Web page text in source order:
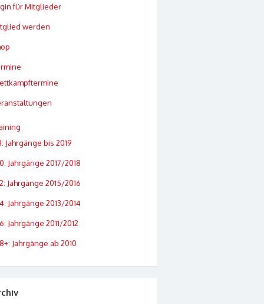
für Mitglieder
werden
Jahrgänge bis 2019
Jahrgänge 2017/2018
Jahrgänge 2015/2016
Jahrgänge 2013/2014
Jahrgänge 2011/2012
Jahrgänge ab 2010